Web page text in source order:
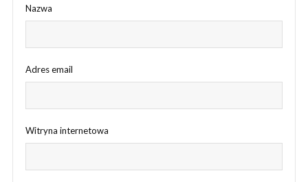
Nazwa
Adres email
Witryna internetowa